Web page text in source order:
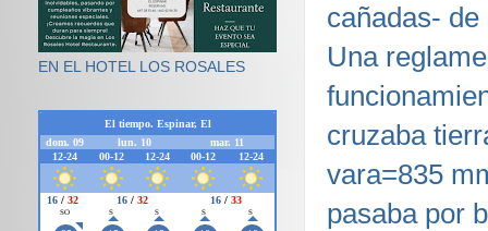
cañadas-
Una
cruzaba
vara=835
pasaba por
EN EL HOTEL LOS ROSALES